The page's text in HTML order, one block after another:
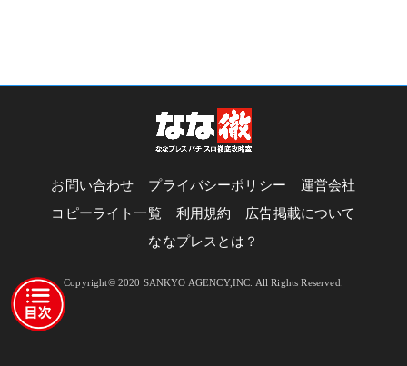
お問い合わせ プライバシーポリシー
運営会社
コピーライト一覧
利用規約
広告掲載について
ななプレスとは？
Copyright© 2020 SANKYO AGENCY,INC. All Rights Reserved.